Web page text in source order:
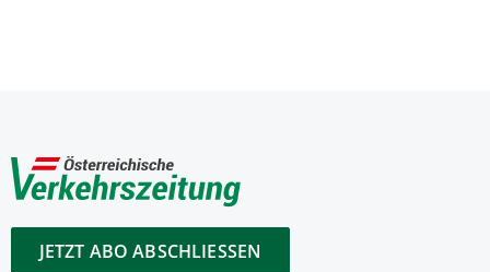
JETZT ABO ABSCHLIESSEN